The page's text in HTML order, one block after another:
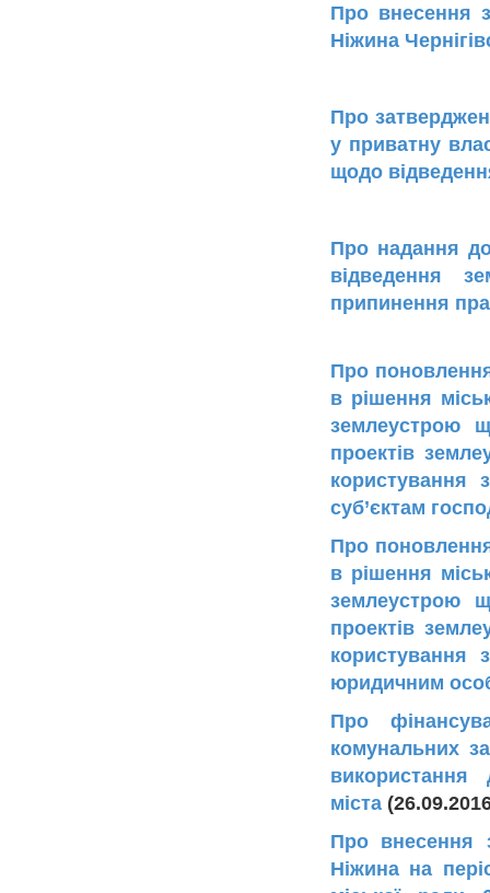
Про внесення
Ніжина
Про
у приватну
щодо
Про надання
відведення
припинення
Про
в рішення
землеустрою
проектів
користування
суб’єктам
Про
в рішення
землеустрою
проектів
користування
юридичним
Про
комунальних
використання
міста
Про внесення
Ніжина на